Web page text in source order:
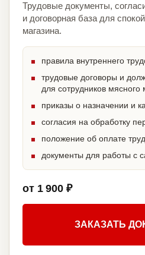
Трудовые документы,
и договорная база для
магазина.
правила внутреннего
трудовые договоры и
для сотрудников мясного
приказы о назначении и
согласия на обработку
положение об оплате
документы для работы с
от 1 900 ₽
ЗАКАЗАТЬ